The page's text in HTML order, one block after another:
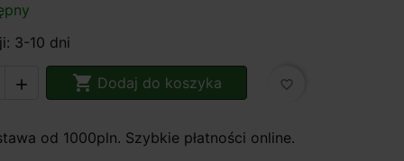
3-10 dni
  Dodaj do koszyka favorite_border
od 1000pln. Szybkie płatności online.